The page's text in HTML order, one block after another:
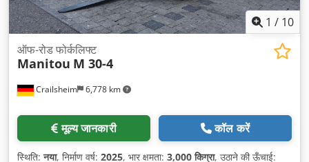
1 / 10
Crailsheim 6,778 km
ऑफ-रोड फोर्कलिफ्ट
Manitou M 30-4
मूल्य जानकारी कॉल करें
स्थिति:नया, निर्माण वर्ष: 2025, भार क्षमता: 3,000 किग्रा, उठाने की ऊँचाई: